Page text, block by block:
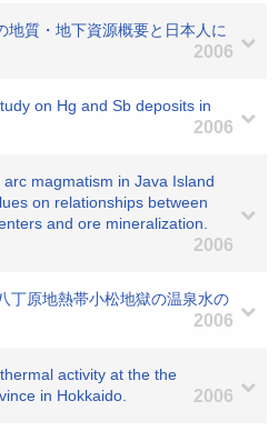
地質・地下資源概要と日本人に
2006
on Hg and Sb deposits in
2006
magmatism in Java Island
on relationships between
and ore mineralization.
2006
丁原地熱帯小松地獄の温泉水の
2006
activity at the the
in Hokkaido.
2006